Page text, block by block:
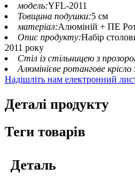
модель:YFL-2011
Товщина подушки:5 см
матеріал:Алюміній + ПЕ
Опис продукту:Набір
2011 року
Стіл із стільницею з
Алюмінієве ротангове
Надішліть нам електронний
Деталі продукту
Теги товарів
Деталь